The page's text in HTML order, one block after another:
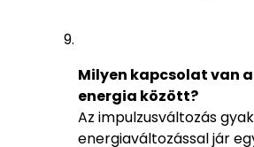
Milyen kapcsolat van
energia között?
Az impulzusváltozás
energiaváltozással jár